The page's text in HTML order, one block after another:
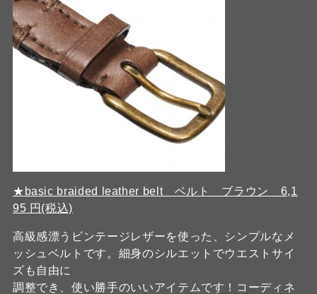
★basic braided leather belt ベルト ブラウン 6,1
95 円(税込)
高級感漂うビンテージレザーを使った、シンプルなメ
ッシュベルトです。細身のシルエットでウエストサイ
ズも自由に
調整でき、使い勝手のいいアイテムです！コーディネ